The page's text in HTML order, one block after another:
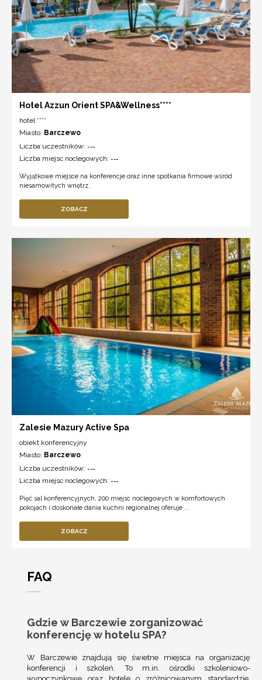
Hotel Azzun Orient SPA&Wellness****
hotel ****
Miasto: Barczewo
Liczba uczestników: ---
Liczba miejsc noclegowych: ---
Wyjątkowe miejsce na konferencje oraz inne spotkania firmowe wśród
niesamowitych wnętrz.
ZOBACZ
Zalesie Mazury Active Spa
obiekt konferencyjny
Miasto: Barczewo
Liczba uczestników: ---
Liczba miejsc noclegowych: ---
Pięć sal konferencyjnych, 200 miejsc noclegowych w komfortowych
pokojach i doskonałe dania kuchni regionalnej oferuje ...
ZOBACZ
FAQ
Gdzie w Barczewie zorganizować
konferencję w hotelu SPA?
W Barczewie znajdują się świetne miejsca na organizację
konferencji i szkoleń. To m.in. ośrodki szkoleniowo-